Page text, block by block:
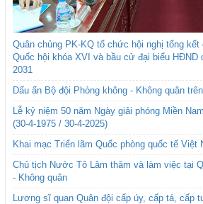
Quân chủng PK-KQ tổ chức hội nghị tổng
Quốc hội khóa XVI và bầu cử đại biểu HĐND
2031
Dấu ấn Bộ đội Phòng không - Không quân
Lễ kỷ niệm 50 năm Ngày giải phóng Miền
(30-4-1975 / 30-4-2025)
Khai mạc Triển lãm Quốc phòng quốc tế Việt
Chủ tịch Nước Tô Lâm thăm và làm việc tại
- Không quân
Lương sĩ quan Quân đội cấp úy, cấp tá, cấp